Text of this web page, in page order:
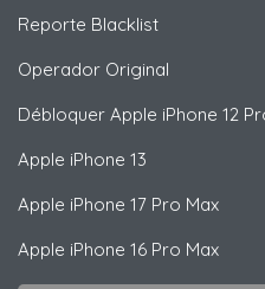
Reporte Blacklist
Operador Original
Débloquer Apple iPhone 12
Apple iPhone 13
Apple iPhone 17 Pro Max
Apple iPhone 16 Pro Max